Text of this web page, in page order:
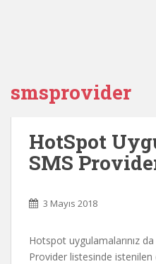
smsprovider
HotSpot
SMS
3 Mayıs 2018
Hotspot uygulamalarınız
Provider listesinde istenilen